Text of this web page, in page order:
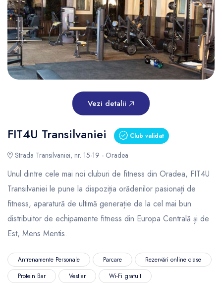
Vezi detalii
FIT4U Transilvaniei Club validat
Strada Transilvaniei, nr. 15-19 - Oradea
Unul dintre cele mai noi cluburi de fitness din Oradea, FIT4U
Transilvaniei le pune la dispoziția orădenilor pasionați de
fitness, aparatură de ultimă generație de la cel mai bun
distribuitor de echipamente fitness din Europa Centrală și de
Est, Mens Mentis.
Antrenamente Personale Parcare
Rezervări online clase
Protein Bar
Vestiar
Wi-Fi gratuit